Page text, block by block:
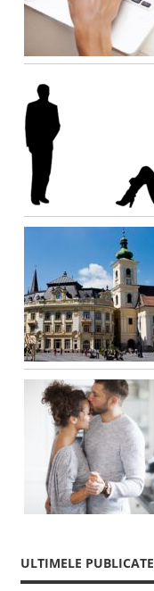
ULTIMELE PUBLICATE